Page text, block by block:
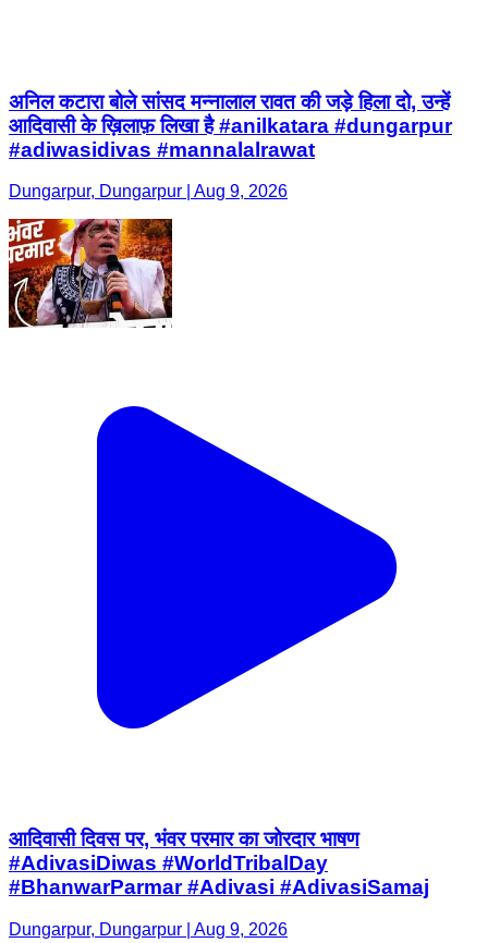
अनिल कटारा बोले सांसद मन्नालाल रावत की जड़े हिला दो, उन्हें
आदिवासी के ख़िलाफ़ लिखा है #anilkatara #dungarpur
#adiwasidivas #mannalalrawat
Dungarpur, Dungarpur | Aug 9, 2026
आदिवासी दिवस पर, भंवर परमार का जोरदार भाषण
#AdivasiDiwas #WorldTribalDay
#BhanwarParmar #Adivasi #AdivasiSamaj
Dungarpur, Dungarpur | Aug 9, 2026